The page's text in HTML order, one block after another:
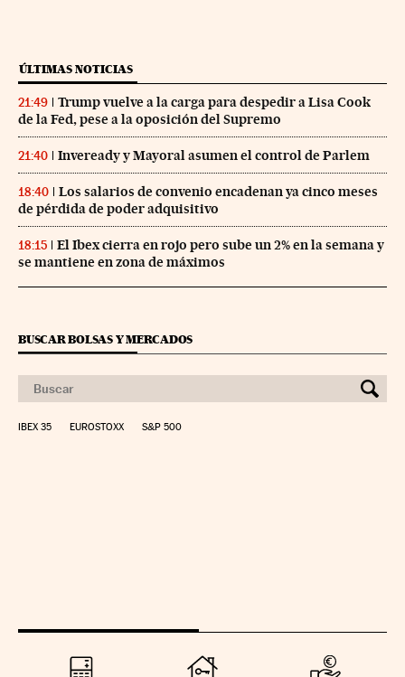
ÚLTIMAS NOTICIAS
21:49
Trump vuelve a la carga para despedir a Lisa Cook
de la Fed, pese a la oposición del Supremo
21:40 Inveready y Mayoral asumen el control de Parlem
18:40
Los salarios de convenio encadenan ya cinco meses
de pérdida de poder adquisitivo
18:15
El Ibex cierra en rojo pero sube un 2% en la semana y
se mantiene en zona de máximos
BUSCAR BOLSAS Y MERCADOS
IBEX 35 EUROSTOXX S&P 500